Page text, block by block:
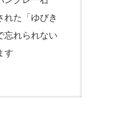
れた「ゆびき
忘れられない
す